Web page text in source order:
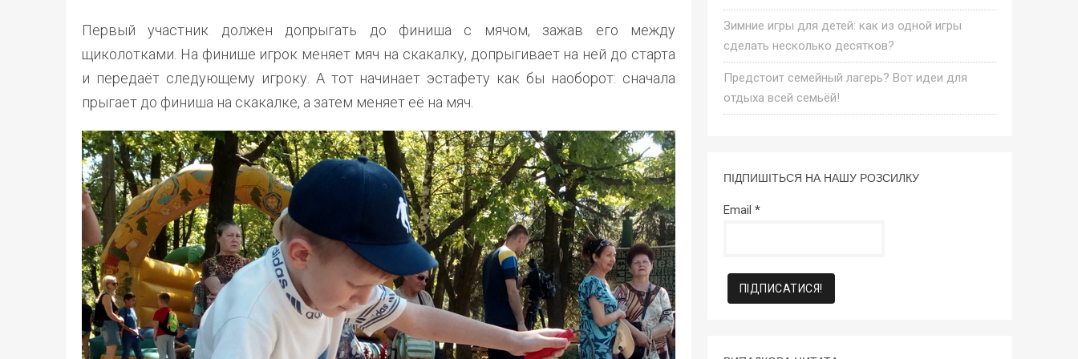
Первый участник должен допрыгать до финиша с мячом, зажав его между
щиколотками. На финише игрок меняет мяч на скакалку, допрыгивает на ней до старта
и передаёт следующему игроку. А тот начинает эстафету как бы наоборот: сначала
прыгает до финиша на скакалке, а затем меняет её на мяч.
Зимние игры для детей: как из одной игры
сделать несколько десятков?
Предстоит семейный лагерь? Вот идеи для
отдыха всей семьёй!
ПІДПИШІТЬСЯ НА НАШУ РОЗСИЛКУ
Email *